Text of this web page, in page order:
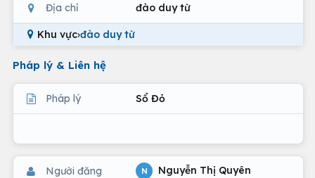
Địa chỉ đào duy từ
Khu vực›đào duy từ
Pháp lý & Liên hệ
Pháp lý Sổ Đỏ
Người đăng N Nguyễn Thị Quyên